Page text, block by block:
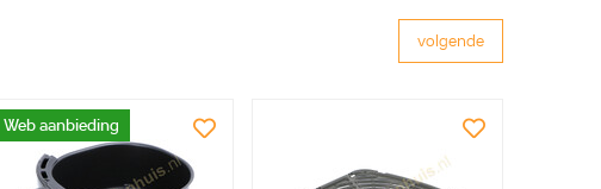
volgende
Web aanbieding